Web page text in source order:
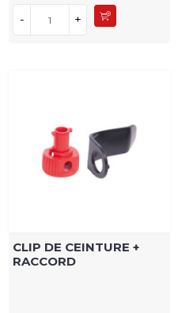
- +
CLIP DE CEINTURE +
RACCORD